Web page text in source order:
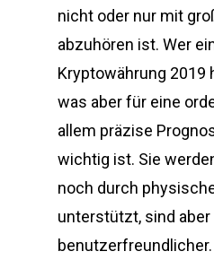
nicht oder nur mit
abzuhören ist. Wer
Kryptowährung 2019
was aber für eine
allem präzise
wichtig ist. Sie
noch durch
unterstützt, sind aber